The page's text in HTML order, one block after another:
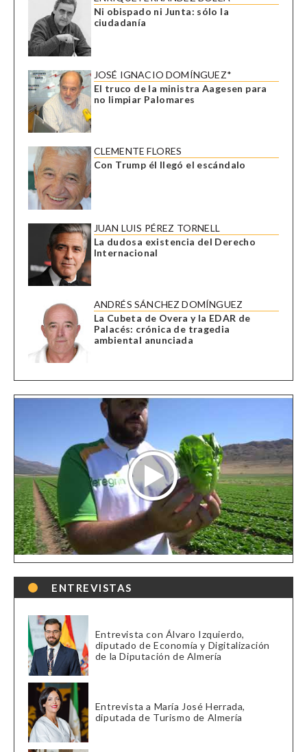
Ni obispado ni Junta: sólo la
ciudadanía
JOSÉ IGNACIO DOMÍNGUEZ*
El truco de la ministra Aagesen para
no limpiar Palomares
CLEMENTE FLORES
Con Trump él llegó el escándalo
JUAN LUIS PÉREZ TORNELL
La dudosa existencia del Derecho
Internacional
ANDRÉS SÁNCHEZ DOMÍNGUEZ
La Cubeta de Overa y la EDAR de
Palacés: crónica de tragedia
ambiental anunciada
ENTREVISTAS
Entrevista con Álvaro Izquierdo,
diputado de Economía y Digitalización
de la Diputación de Almería
Entrevista a María José Herrada,
diputada de Turismo de Almería